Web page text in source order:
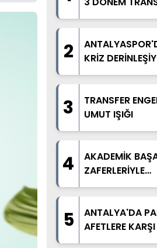
YASAĞI
2
KRİZ
3
TRANSFER
UMUT IŞIĞI
4
AKADEMİK
ZAFERLERİYLE
5
ANTALYA'DA
AFETLERE
HAZIR